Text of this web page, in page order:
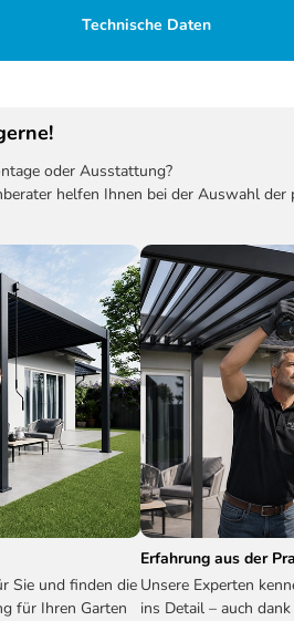
Technische Daten
oder Ausstattung?
helfen Ihnen bei der Auswahl der
Sie und finden die
für Ihren Garten
Erfahrung aus der
Unsere Experten
ins Detail – auch